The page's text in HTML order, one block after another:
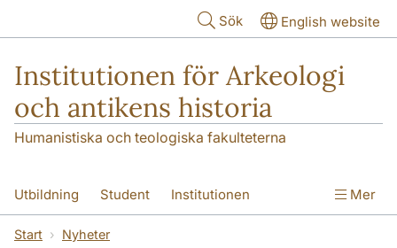
Sök English website
Institutionen för Arkeologi
och antikens historia
Humanistiska och teologiska fakulteterna
Utbildning Student Institutionen
Forskning Kontakt
Mer
Start
Nyheter